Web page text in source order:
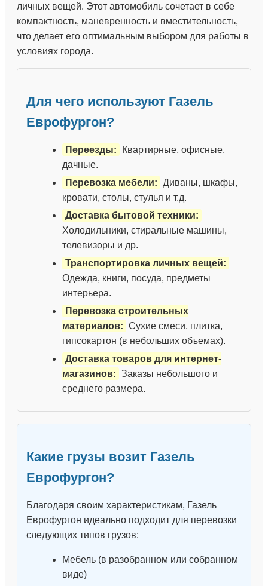
личных вещей. Этот автомобиль сочетает в себе
компактность, маневренность и вместительность,
что делает его оптимальным выбором для работы в
условиях города.
Для чего используют Газель
Еврофургон?
Переезды:
Квартирные, офисные,
дачные.
Перевозка мебели: Диваны, шкафы,
кровати, столы, стулья и т.д.
Доставка бытовой техники:
Холодильники, стиральные машины,
телевизоры и др.
Транспортировка личных вещей:
Одежда, книги, посуда, предметы
интерьера.
Перевозка строительных
материалов: Сухие смеси, плитка,
гипсокартон (в небольших объемах).
Доставка товаров для интернет-
магазинов: Заказы небольшого и
среднего размера.
Какие грузы возит Газель
Еврофургон?
Благодаря своим характеристикам, Газель
Еврофургон идеально подходит для перевозки
следующих типов грузов:
Мебель (в разобранном или собранном
виде)